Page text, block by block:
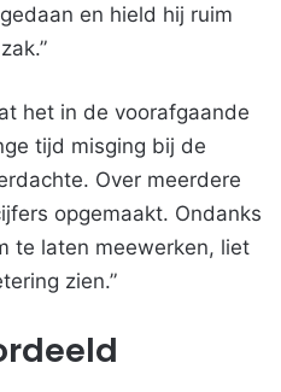
en hield hij ruim
het in de voorafgaande
tijd misging bij de
Over meerdere
opgemaakt. Ondanks
te laten meewerken, liet
zien.”